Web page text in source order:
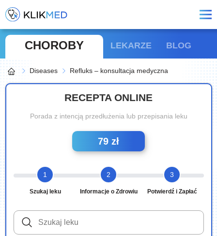
CHOROBY LEKARZE BLOG
Diseases Refluks – konsultacja medyczna
RECEPTA ONLINE
Porada z intencją przedłużenia lub przepisania leku
79 zł
1
Szukaj leku
2
Informacje o Zdrowiu
3
Potwierdź i Zapłać